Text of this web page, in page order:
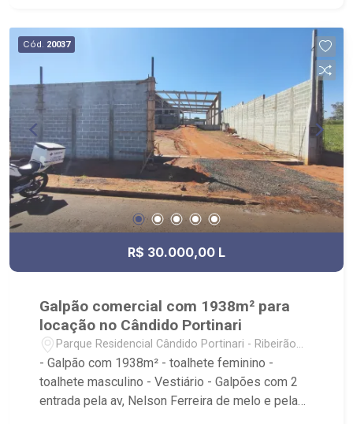
para Venda, Compra e Locação, imobiliária é
Ribeirão Imóveis - sede na Av. Professor João
Cód. 20037
R$ 30.000,00 L
Galpão comercial com 1938m² para
locação no Cândido Portinari
Parque Residencial Cândido Portinari - Ribeirão
Preto/SP
- Galpão com 1938m² - toalhete feminino -
toalhete masculino - Vestiário - Galpões com 2
entrada pela av, Nelson Ferreira de melo e pela